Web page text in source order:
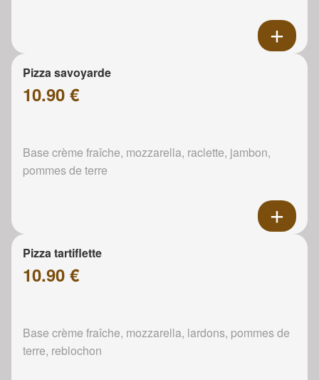
Pizza savoyarde
10.90 €
Base crème fraîche, mozzarella, raclette, jambon,
pommes de terre
Pizza tartiflette
10.90 €
Base crème fraîche, mozzarella, lardons, pommes de
terre, reblochon